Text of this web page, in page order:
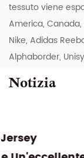
tessuto viene
America,
Nike, Adidas
Alphaborder,
Notizia
Il Tessuto